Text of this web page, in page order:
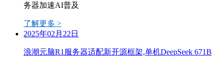
务器加速AI普及
了解更多 >
2025年02月22日
浪潮元脑R1服务器适配新开源框架,单机DeepSeek 671B